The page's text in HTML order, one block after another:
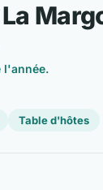
l'année.
Table d'hôtes